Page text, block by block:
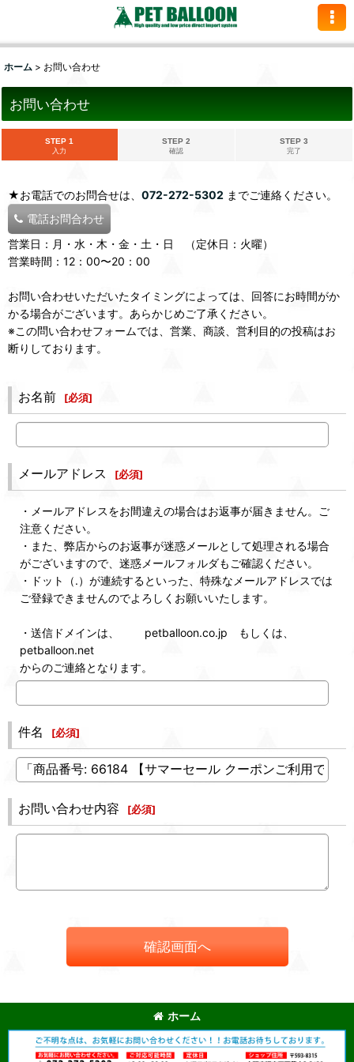
ホーム > お問い合わせ
お問い合わせ
STEP 1
入力
STEP 2
確認
STEP 3
完了
★お電話でのお問合せは、 072-272-5302 までご連絡ください。
電話お問合わせ
営業日：月・水・木・金・土・日 （定休日：火曜）
営業時間：12：00〜20：00
お問い合わせいただいたタイミングによっては、回答にお時間がか
かる場合がございます。あらかじめご了承ください。
※この問い合わせフォームでは、営業、商談、営利目的の投稿はお
断りしております。
お名前 [必須]
メールアドレス [必須]
・メールアドレスをお間違えの場合はお返事が届きません。ご
注意ください。
・また、弊店からのお返事が迷惑メールとして処理される場合
がございますので、迷惑メールフォルダもご確認ください。
・ドット（.）が連続するといった、特殊なメールアドレスでは
ご登録できませんのでよろしくお願いいたします。
・送信ドメインは、 petballoon.co.jp もしくは、
petballoon.net
からのご連絡となります。
件名 [必須]
お問い合わせ内容 [必須]
確認画面へ
ホーム